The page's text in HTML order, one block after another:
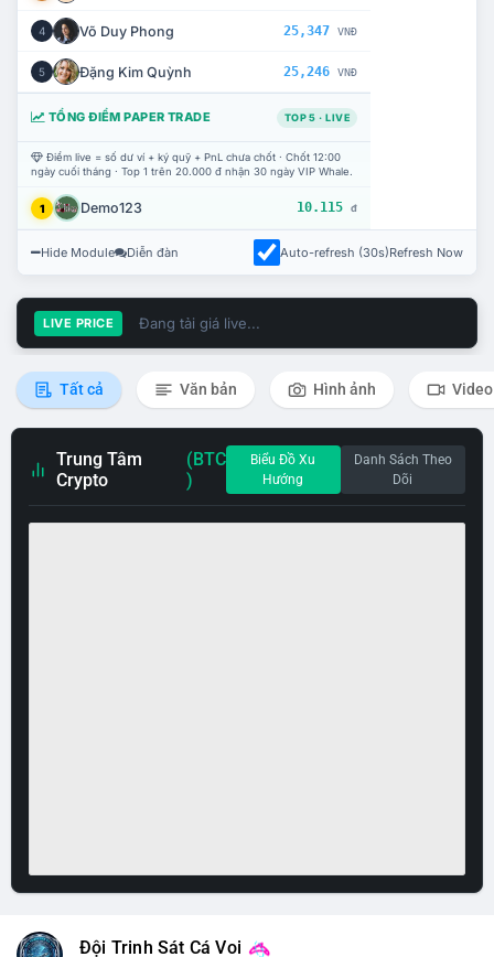
4 Võ Duy Phong 25,347 VNĐ
5 Đặng Kim Quỳnh 25,246 VNĐ
TỔNG ĐIỂM PAPER TRADE TOP 5 · LIVE
Điểm live = số dư ví + ký quỹ + PnL chưa chốt · Chốt 12:00
ngày cuối tháng · Top 1 trên 20.000 đ nhận 30 ngày VIP Whale.
1 Demo123 10.115 đ
Hide Module Diễn đàn Auto-refresh (30s)Refresh Now
LIVE PRICE Đang tải giá live...
Tất cả Văn bản Hình ảnh Video
Trung Tâm
Crypto
(BTC
)
Biểu Đồ Xu
Hướng
Danh Sách Theo
Dõi
Đội Trinh Sát Cá Voi